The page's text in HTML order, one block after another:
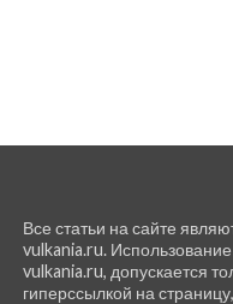
Все статьи на сайте
vulkania.ru.
vulkania.ru, допускается
гиперссылкой на